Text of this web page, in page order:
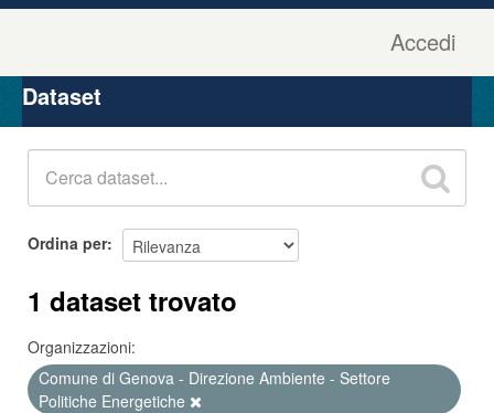
Accedi
Organizzazioni
Gruppi
Dataset
Ordina per
1 dataset trovato
Organizzazioni:
Comune di Genova - Direzione Ambiente - Settore
Politiche Energetiche